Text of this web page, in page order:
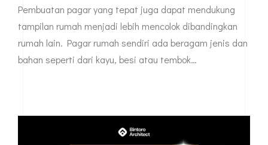
Pembuatan pagar yang tepat juga dapat mendukung
tampilan rumah menjadi lebih mencolok dibandingkan
rumah lain. Pagar rumah sendiri ada beragam jenis dan
bahan seperti dari kayu, besi atau tembok…